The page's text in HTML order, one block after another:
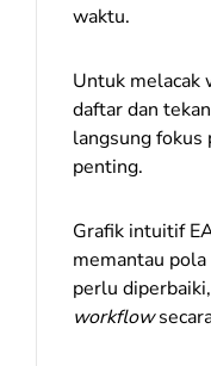
waktu.
Untuk melacak
daftar dan
langsung fokus
penting.
Grafik intuitif
memantau
perlu
workflow